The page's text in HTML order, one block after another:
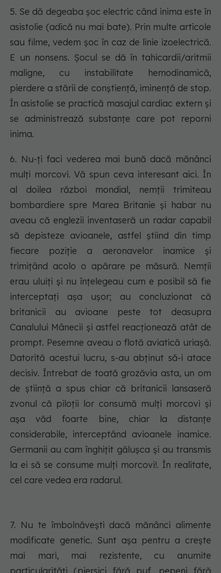
5. Se dă degeaba șoc electric când inima este în
asistolie (adică nu mai bate). Prin multe articole
sau filme, vedem șoc în caz de linie izoelectrică.
E un nonsens. Șocul se dă în tahicardii/aritmii
maligne, cu instabilitate hemodinamică,
pierdere a stării de conștiență, iminență de stop.
În asistolie se practică masajul cardiac extern și
se administrează substanțe care pot reporni
inima.
6. Nu-ți faci vederea mai bună dacă mănânci
mulți morcovi. Vă spun ceva interesant aici. În
al doilea război mondial, nemții trimiteau
bombardiere spre Marea Britanie și habar nu
aveau că englezii inventaseră un radar capabil
să depisteze avioanele, astfel știind din timp
fiecare poziție a aeronavelor inamice și
trimițând acolo o apărare pe măsură. Nemții
erau uluiți și nu înțelegeau cum e posibil să fie
interceptați așa ușor; au concluzionat că
britanicii au avioane peste tot deasupra
Canalului Mânecii și astfel reacționează atât de
prompt. Pesemne aveau o flotă aviatică uriașă.
Datorită acestui lucru, s-au abținut să-i atace
decisiv. Întrebat de toată grozăvia asta, un om
de știință a spus chiar că britanicii lansaseră
zvonul că piloții lor consumă mulți morcovi și
așa văd foarte bine, chiar la distanțe
considerabile, interceptând avioanele inamice.
Germanii au cam înghițit gălușca și au transmis
la ei să se consume mulți morcovi!. În realitate,
cel care vedea era radarul.
7. Nu te îmbolnăvești dacă mănânci alimente
modificate genetic. Sunt așa pentru a crește
mai mari, mai rezistente, cu anumite